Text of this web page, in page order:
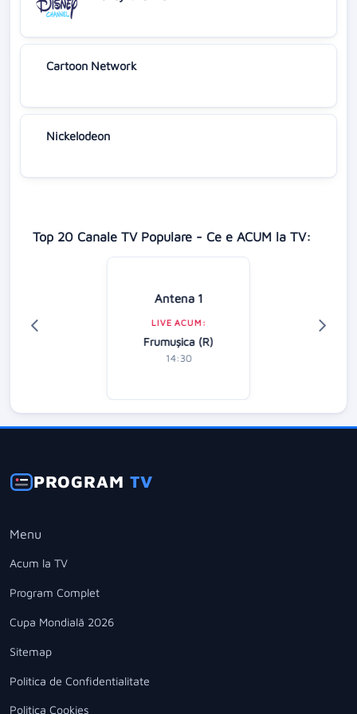
Cartoon Network
Nickelodeon
Top 20 Canale TV Populare - Ce e ACUM la TV:
Antena 1
LIVE ACUM:
Frumușica (R)
14:30
PROGRAMTV
Menu
Acum la TV
Program Complet
Cupa Mondială 2026
Sitemap
Politica de Confidentialitate
Politica Cookies